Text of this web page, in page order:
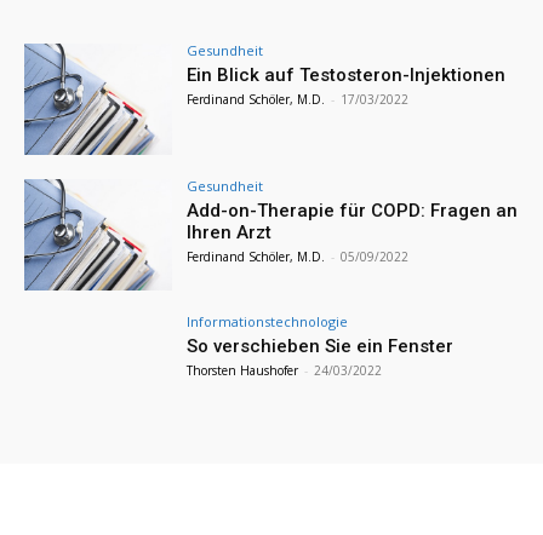
Gesundheit
Ein Blick auf Testosteron-Injektionen
Ferdinand Schöler, M.D. - 17/03/2022
Gesundheit
Add-on-Therapie für COPD: Fragen an
Ihren Arzt
Ferdinand Schöler, M.D. - 05/09/2022
Informationstechnologie
So verschieben Sie ein Fenster
Thorsten Haushofer - 24/03/2022